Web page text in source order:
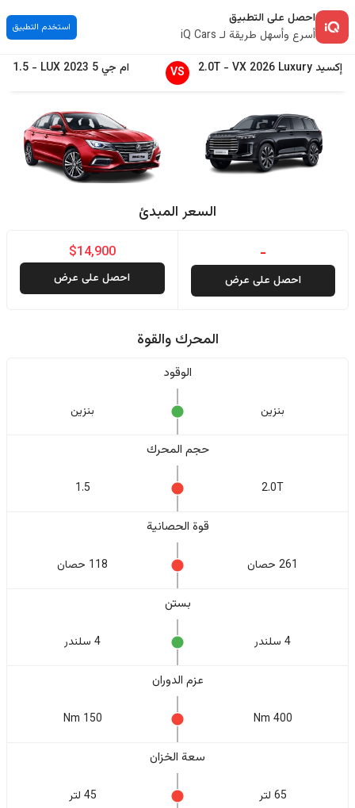
احصل على التطبيق
أسرع وأسهل طريقة لـ iQ Cars
استخدم التطبيق
إكسيد VX 2026 Luxury
-
2.0T
VS ام جي5
2023
LUX
-
1.5
السعر المبدئ
-
احصل على عرض
$14,900
احصل على عرض
المحرك والقوة
الوقود
بنزين بنزين
حجم المحرك
2.0T
1.5
قوة الحصانية
261 حصان 118 حصان
بستن
4 سلندر 4 سلندر
عزم الدوران
400 Nm
150 Nm
سعة الخزان
65 لتر 45 لتر